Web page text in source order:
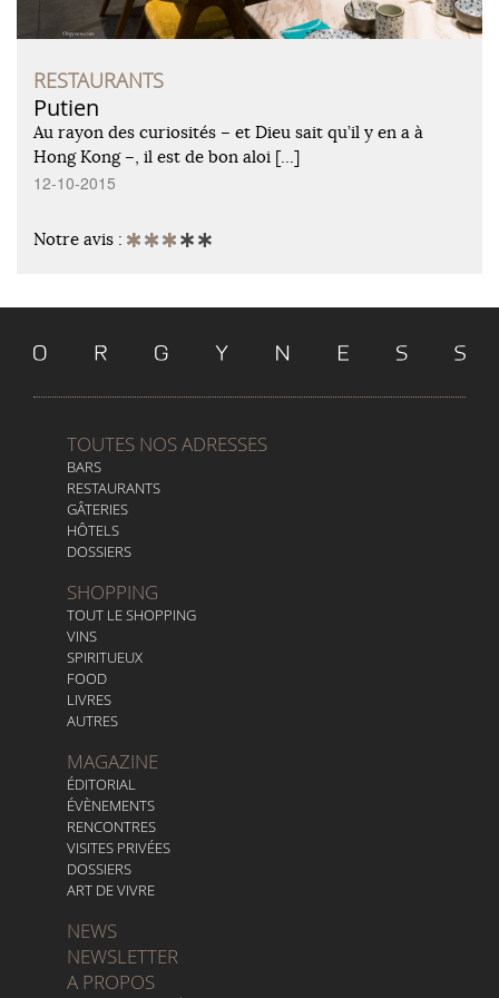
RESTAURANTS
Putien
Au rayon des curiosités – et Dieu sait qu’il y en a à
Hong Kong –, il est de bon aloi […]
12-10-2015
Notre avis :
TOUTES NOS ADRESSES
BARS
RESTAURANTS
GÂTERIES
HÔTELS
DOSSIERS
SHOPPING
TOUT LE SHOPPING
VINS
SPIRITUEUX
FOOD
LIVRES
AUTRES
MAGAZINE
ÉDITORIAL
ÉVÈNEMENTS
RENCONTRES
VISITES PRIVÉES
DOSSIERS
ART DE VIVRE
NEWS
NEWSLETTER
A PROPOS